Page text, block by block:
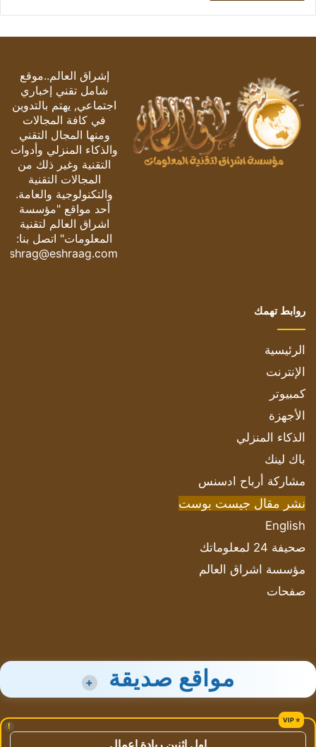
إشراق العالم..موقع
شامل تقني إخباري
اجتماعي, يهتم بالتدوين
في كافة المجالات
ومنها المجال التقني
والذكاء المنزلي وأدوات
التقنية وغير ذلك من
المجالات التقنية
والتكنولوجية والعامة.
أحد مواقع "مؤسسة
اشراق العالم لتقنية
المعلومات" اتصل بنا:
eshrag@eshraag.com
روابط تهمك
الرئيسية
الإنترنت
كمبيوتر
الأجهزة
الذكاء المنزلي
باك لينك
مشاركة أرباح ادسنس
نشر مقال جيست بوست
English
صحيفة 24 لمعلوماتك
مؤسسة اشراق العالم
صفحات
مواقع صديقة +
!
اول اثنين ريادة اعمال